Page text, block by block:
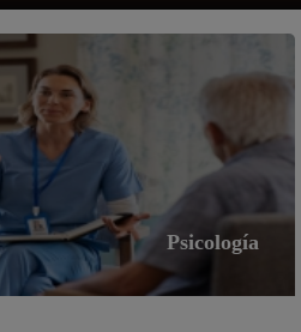
Psicología